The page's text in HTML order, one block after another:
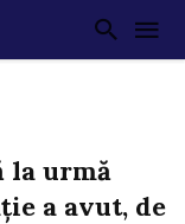
la urmă
a avut, de